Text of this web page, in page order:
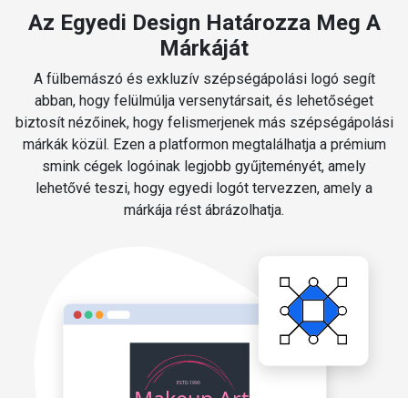
Az Egyedi Design Határozza Meg A
Márkáját
A fülbemászó és exkluzív szépségápolási logó segít
abban, hogy felülmúlja versenytársait, és lehetőséget
biztosít nézőinek, hogy felismerjenek más szépségápolási
márkák közül. Ezen a platformon megtalálhatja a prémium
smink cégek logóinak legjobb gyűjteményét, amely
lehetővé teszi, hogy egyedi logót tervezzen, amely a
márkája rést ábrázolhatja.